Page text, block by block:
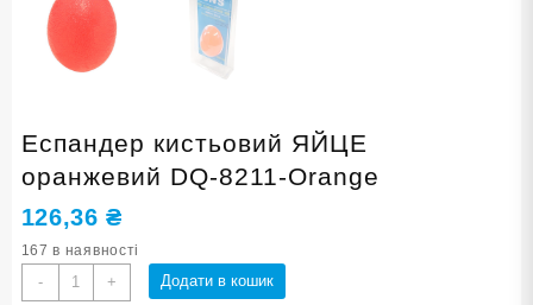
Еспандер кистьовий ЯЙЦЕ
оранжевий DQ-8211-Orange
126,36₴
167 в наявності
-
Еспандер
кистьовий
+ Додати в кошик